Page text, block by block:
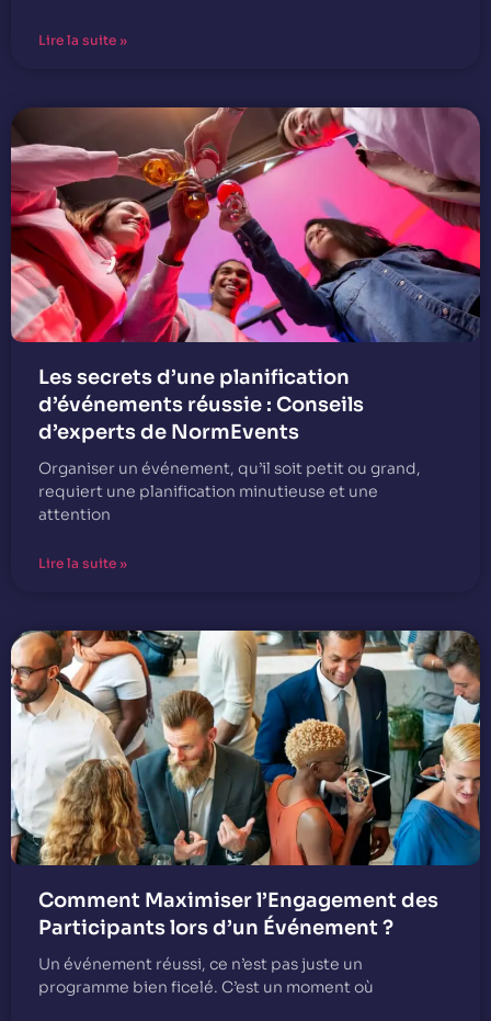
Lire la suite »
Les secrets d’une planification
d’événements réussie : Conseils
d’experts de NormEvents
Organiser un événement, qu’il soit petit ou grand,
requiert une planification minutieuse et une
attention
Lire la suite »
Comment Maximiser l’Engagement des
Participants lors d’un Événement ?
Un événement réussi, ce n’est pas juste un
programme bien ficelé. C’est un moment où